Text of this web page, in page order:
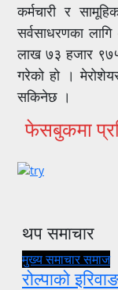
कर्मचारी र
सर्वसाधरणका
लाख ७३ हजार ९७५
गरेको हो ।
सकिनेछ ।
फेसबुकमा
थप समाचार
मुख्य समाचारसमाज
रोल्पाको